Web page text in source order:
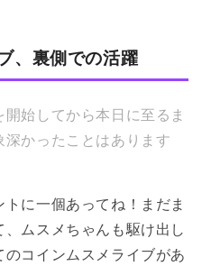
、裏側での活躍
始してから本日に至るま
かったことはあります
トに一個あってね！まだま
ムスメちゃんも駆け出し
コインムスメライブがあ